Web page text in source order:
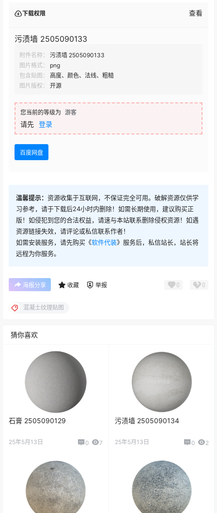
下载权限 查看
污渍墙 2505090133
附件名称：
污渍墙 2505090133
图片格式：
png
包含贴图：
高度、颜色、法线、粗糙
图片版权：
开源
您当前的等级为 游客
请先 登录
百度网盘
温馨提示： 资源收集于互联网，不保证完全可用。破解资源仅供学
习参考，请于下载后24小时内删除！如需长期使用，建议购买正
版！如侵犯到您的合法权益，请速与本站联系删除侵权资源！如遇
资源链接失效，请评论或私信联系作者！
如需安装服务，请先购买《软件代装》服务后，私信站长，站长将
远程为你服务。
海报分享 收藏 举报 0 0
混凝土纹理贴图
猜你喜欢
石膏 2505090129
25年5月13日 0 7
污渍墙 2505090134
25年5月13日 0 2